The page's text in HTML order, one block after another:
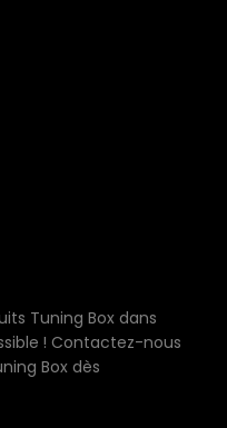
Tuning Box dans
! Contactez-nous
Box dès